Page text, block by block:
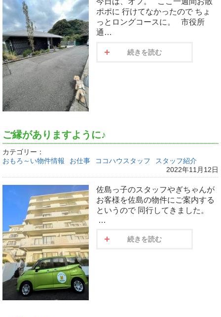
ポポに 行けてなかったので ちょ
っとロングコースに。 市役所
通…
続きを読む
ご縁がありますように♪
カテゴリー：
おもろ～い物件情報
お仕事 ココハウスタッフ
スタッフ紹介
2022年11月12日
佐島っ子のスタッフやぎちゃんが
お客様を佐島の物件にご案内する
というので 同行してきました。
…
続きを読む